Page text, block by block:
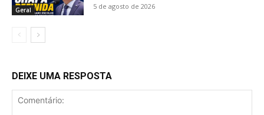
Geral 5 de agosto de 2026
DEIXE UMA RESPOSTA